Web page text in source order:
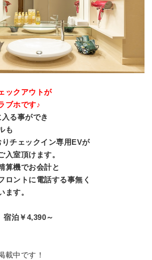
ックアウトが
ブホです♪
る事ができ
も
チェックイン専用EVが
入室頂けます。
算機でお会計と
ロントに電話する事無く
ます。
宿泊￥4,390～
載中です！